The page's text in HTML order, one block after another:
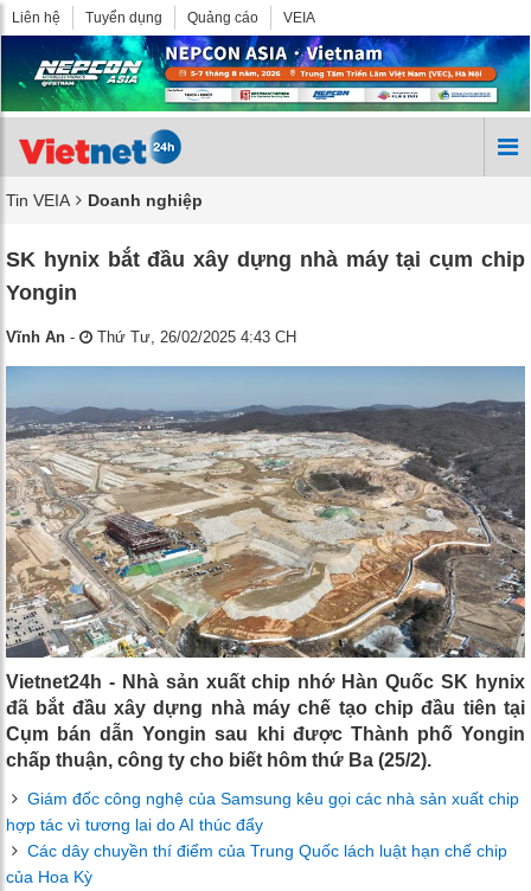
Liên hệ Tuyển dụng Quảng cáo VEIA
Tin VEIA Doanh nghiệp
SK hynix bắt đầu xây dựng nhà máy tại cụm chip
Yongin
Vĩnh An - Thứ Tư, 26/02/2025 4:43 CH
Vietnet24h - Nhà sản xuất chip nhớ Hàn Quốc SK hynix
đã bắt đầu xây dựng nhà máy chế tạo chip đầu tiên tại
Cụm bán dẫn Yongin sau khi được Thành phố Yongin
chấp thuận, công ty cho biết hôm thứ Ba (25/2).
Giám đốc công nghệ của Samsung kêu gọi các nhà sản xuất chip
hợp tác vì tương lai do AI thúc đẩy
Các dây chuyền thí điểm của Trung Quốc lách luật hạn chế chip
của Hoa Kỳ